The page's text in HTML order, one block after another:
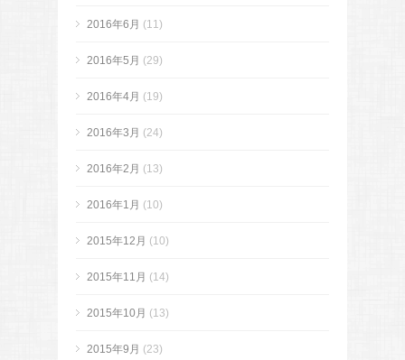
2016年6月 (11)
2016年5月 (29)
2016年4月 (19)
2016年3月 (24)
2016年2月 (13)
2016年1月 (10)
2015年12月 (10)
2015年11月 (14)
2015年10月 (13)
2015年9月 (23)